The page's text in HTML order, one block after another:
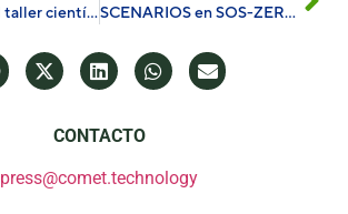
Hycool_IT en el taller científico SmartWins PoliMi SCENARIOS en SOS-ZEROPOL2030
CONTACTO
press@comet.technology